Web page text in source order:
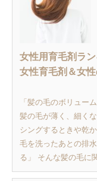
女性用育毛剤ラ
女性育毛剤＆女
「髪の毛のボリュー
髪の毛が薄く、細く
シングするときや乾
毛を洗ったあとの排
る」 そんな髪の毛に